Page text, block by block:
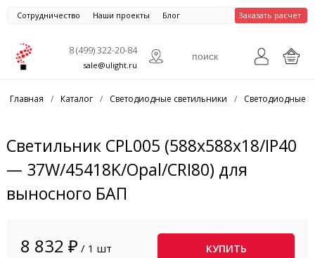
Сотрудничество Наши проекты Блог Заказать расчет
8 (499) 322-20-84
sale@ulight.ru
Главная / Каталог / Светодиодные светильники / Светодиодные
Светильник CPL005 (588x588x18/IP40
— 37W/45418K/Opal/CRI80) для
выносного БАП
8 832 ₽ / 1 шт КУПИТЬ